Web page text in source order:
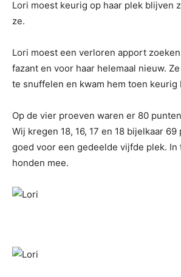
Lori moest keurig op haar plek blijven
ze.
Lori moest een verloren apport
fazant en voor haar helemaal nieuw.
te snuffelen en kwam hem toen keurig
Op de vier proeven waren er 80
Wij kregen 18, 16, 17 en 18 bijelkaar
goed voor een gedeelde vijfde plek. In
honden mee.